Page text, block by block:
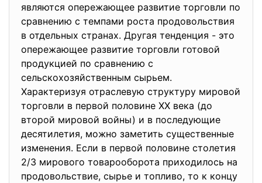
являются опережающее развитие торговли по
сравнению с темпами роста продовольствия
в отдельных странах. Другая тенденция - это
опережающее развитие торговли готовой
продукцией по сравнению с
сельскохозяйственным сырьем.
Характеризуя отраслевую структуру мировой
торговли в первой половине XX века (до
второй мировой войны) и в последующие
десятилетия, можно заметить существенные
изменения. Если в первой половине столетия
2/3 мирового товарооборота приходилось на
продовольствие, сырье и топливо, то к концу